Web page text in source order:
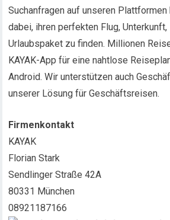
Suchanfragen auf unseren
dabei, ihren perfekten Flug,
Urlaubspaket zu finden. Millionen
KAYAK-App für eine nahtlose
Android. Wir unterstützen auch
unserer Lösung für Geschäftsreisen.
Firmenkontakt
KAYAK
Florian Stark
Sendlinger Straße 42A
80331 München
08921187166